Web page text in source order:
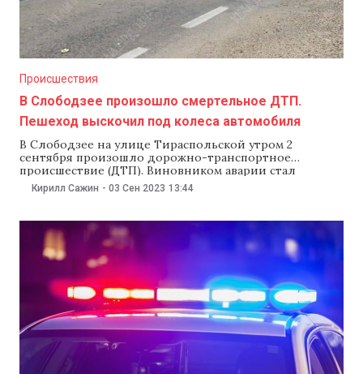
Происшествия
В Слободзее произошло смертельное ДТП.
Пешеход выскочил под колеса автомобиля
В Слободзее на улице Тираспольской утром 2
сентября произошло дорожно-транспортное
происшествие (ДТП). Виновником аварии стал
пешеход, который намеревался перебежать дорогу в
неположенном месте. Об аварии сообщило
67-летний пешеход купил арбуз на обочине дороги и
хотел перейти на ее другую сторону. Он неожиданно
выскочил перед автомобилем
Кирилл Сажин - 03 Сен 2023 13:44